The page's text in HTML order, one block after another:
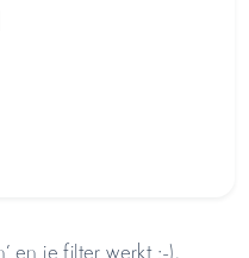
en je filter werkt ;-).